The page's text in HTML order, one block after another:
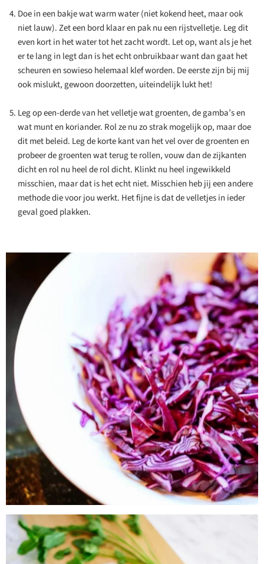
Doe in een bakje wat warm water (niet kokend heet, maar ook
niet lauw). Zet een bord klaar en pak nu een rijstvelletje. Leg dit
even kort in het water tot het zacht wordt. Let op, want als je het
er te lang in legt dan is het echt onbruikbaar want dan gaat het
scheuren en sowieso helemaal klef worden. De eerste zijn bij mij
ook mislukt, gewoon doorzetten, uiteindelijk lukt het!
Leg op een-derde van het velletje wat groenten, de gamba’s en
wat munt en koriander. Rol ze nu zo strak mogelijk op, maar doe
dit met beleid. Leg de korte kant van het vel over de groenten en
probeer de groenten wat terug te rollen, vouw dan de zijkanten
dicht en rol nu heel de rol dicht. Klinkt nu heel ingewikkeld
misschien, maar dat is het echt niet. Misschien heb jij een andere
methode die voor jou werkt. Het fijne is dat de velletjes in ieder
geval goed plakken.